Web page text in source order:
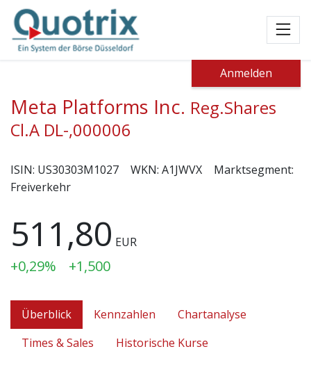
Anmelden
Meta Platforms Inc. Reg.Shares
Cl.A DL-,000006
ISIN: US30303M1027 WKN: A1JWVX
Marktsegment:
Freiverkehr
511,80 EUR
+0,29% +1,500
Überblick Kennzahlen
Chartanalyse
Times & Sales
Historische Kurse